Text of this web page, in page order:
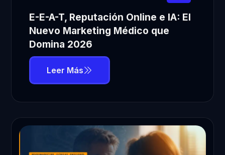
E-E-A-T, Reputación Online e IA: El
Nuevo Marketing Médico que
Domina 2026
Leer Más